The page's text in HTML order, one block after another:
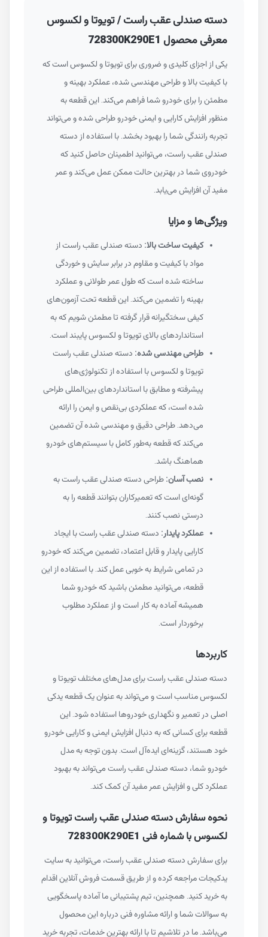
دسته صندلی عقب راست / تویوتا و لکسوس
معرفی محصول 728300K290E1
یکی از اجزای کلیدی و ضروری برای تویوتا و لکسوس است که
با کیفیت بالا و طراحی مهندسی شده، عملکرد بهینه و
مطمئن را برای خودرو شما فراهم می‌کند. این قطعه به
منظور افزایش کارایی و ایمنی خودرو طراحی شده و می‌تواند
تجربه رانندگی شما را بهبود بخشد. با استفاده از دسته
صندلی عقب راست، می‌توانید اطمینان حاصل کنید که
خودروی شما در بهترین حالت ممکن عمل می‌کند و عمر
مفید آن افزایش می‌یابد.
ویژگی‌ها و مزایا
کیفیت ساخت بالا:دسته صندلی عقب راست از
مواد با کیفیت و مقاوم در برابر سایش و خوردگی
ساخته شده است که طول عمر طولانی و عملکرد
بهینه را تضمین می‌کند. این قطعه تحت آزمون‌های
کیفی سختگیرانه قرار گرفته تا مطمئن شویم که به
استانداردهای بالای تویوتا و لکسوس پایبند است.
طراحی مهندسی شده:دسته صندلی عقب راست
تویوتا و لکسوس با استفاده از تکنولوژی‌های
پیشرفته و مطابق با استانداردهای بین‌المللی طراحی
شده است، که عملکردی بی‌نقص و ایمن را ارائه
می‌دهد. طراحی دقیق و مهندسی شده آن تضمین
می‌کند که قطعه به‌طور کامل با سیستم‌های خودرو
هماهنگ باشد.
نصب آسان:طراحی دسته صندلی عقب راست به
گونه‌ای است که تعمیرکاران بتوانند قطعه را به
درستی نصب کنند.
عملکرد پایدار:دسته صندلی عقب راست با ایجاد
کارایی پایدار و قابل اعتماد، تضمین می‌کند که خودرو
در تمامی شرایط به خوبی عمل کند. با استفاده از این
قطعه، می‌توانید مطمئن باشید که خودرو شما
همیشه آماده به کار است و از عملکرد مطلوب
برخوردار است.
کاربردها
دسته صندلی عقب راست برای مدل‌های مختلف تویوتا و
لکسوس مناسب است و می‌تواند به عنوان یک قطعه یدکی
اصلی در تعمیر و نگهداری خودروها استفاده شود. این
قطعه برای کسانی که به دنبال افزایش ایمنی و کارایی خودرو
خود هستند، گزینه‌ای ایده‌آل است. بدون توجه به مدل
خودرو شما، دسته صندلی عقب راست می‌تواند به بهبود
عملکرد کلی و افزایش عمر مفید آن کمک کند.
نحوه سفارش دسته صندلی عقب راست تویوتا و
لکسوس با شماره فنی 728300K290E1
برای سفارش دسته صندلی عقب راست، می‌توانید به سایت
یدکیجات مراجعه کرده و از طریق قسمت فروش آنلاین اقدام
به خرید کنید. همچنین، تیم پشتیبانی ما آماده پاسخگویی
به سوالات شما و ارائه مشاوره فنی درباره این محصول
می‌باشد. ما در تلاشیم تا با ارائه بهترین خدمات، تجربه خرید